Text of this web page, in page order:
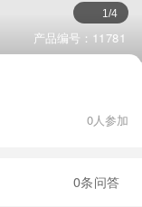
1/4
产品编号：11781
0人参加
0条问答